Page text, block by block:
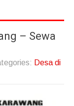
– Sewa
Desa di